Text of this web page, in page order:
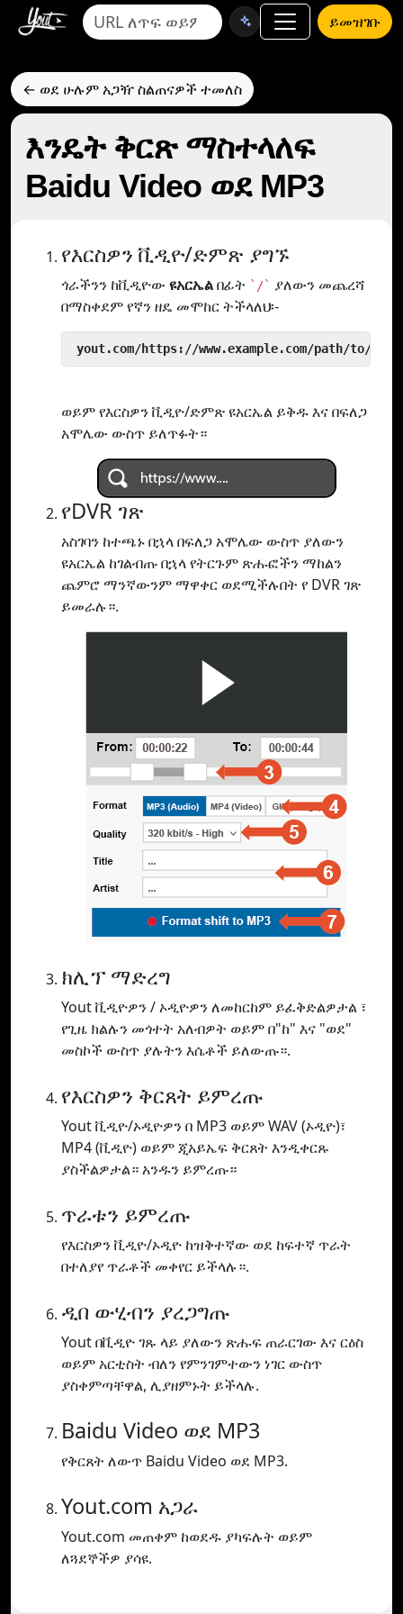
ይመዝገቡ
← ወደ ሁሉም አጋዥ ስልጠናዎች ተመለስ
እንዴት ቅርጽ ማስተላለፍ
Baidu Video ወደ MP3
የእርስዎን ቪዲዮ/ድምጽ ያግኙ
ጎራችንን ከቪዲዮው ዩአርኤልበፊት `/` ያለውን መጨረሻ
በማስቀደም የኛን ዘዴ መሞከር ትችላለህ፡-
yout.com/https://www.example.com/path/to/
ወይም የእርስዎን ቪዲዮ/ድምጽ ዩአርኤል ይቅዱ እና በፍለጋ
አሞሌው ውስጥ ይለጥፉት።
የDVR ገጽ
አስገባን ከተጫኑ በኋላ በፍለጋ አሞሌው ውስጥ ያለውን
ዩአርኤል ከገልብጡ በኋላ የትርጉም ጽሑፎችን ማከልን
ጨምሮ ማንኛውንም ማዋቀር ወደሚችሉበት የ DVR ገጽ
ይመራሉ።.
ክሊፕ ማድረግ
Yout ቪዲዮዎን / ኦዲዮዎን ለመከርከም ይፈቅድልዎታል ፣
የጊዜ ክልሉን መጎተት አለብዎት ወይም በ"ከ" እና "ወደ"
መስኮች ውስጥ ያሉትን እሴቶች ይለውጡ።.
የእርስዎን ቅርጸት ይምረጡ
Yout ቪዲዮ/ኦዲዮዎን በ MP3 ወይም WAV (ኦዲዮ)፣
MP4 (ቪዲዮ) ወይም ጂአይኤፍ ቅርጸት እንዲቀርጹ
ያስችልዎታል። አንዱን ይምረጡ።
ጥራቱን ይምረጡ
የእርስዎን ቪዲዮ/ኦዲዮ ከዝቅተኛው ወደ ከፍተኛ ጥራት
በተለያየ ጥራቶች መቀየር ይችላሉ።.
ዲበ ውሂብን ያረጋግጡ
Yout በቪዲዮ ገጹ ላይ ያለውን ጽሑፍ ጠራርገው እና ርዕስ
ወይም አርቲስት ብለን የምንገምተውን ነገር ውስጥ
ያስቀምጣቸዋል, ሊያዘምኑት ይችላሉ.
Baidu Video ወደ MP3
የቅርጸት ለውጥ Baidu Video ወደ MP3.
Yout.com አጋራ
Yout.com መጠቀም ከወደዱ ያካፍሉት ወይም
ለጓደኞችዎ ያሳዩ.